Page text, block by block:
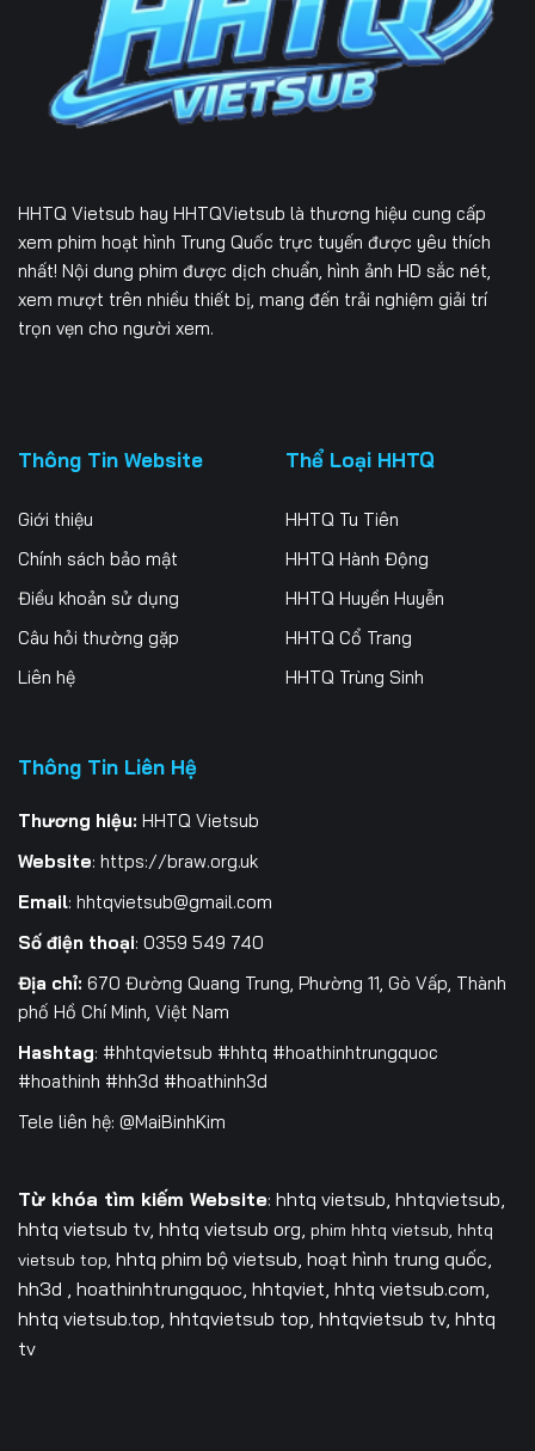
HHTQ Vietsub hay HHTQVietsub là thương hiệu cung cấp
xem phim hoạt hình Trung Quốc trực tuyến được yêu thích
nhất! Nội dung phim được dịch chuẩn, hình ảnh HD sắc nét,
xem mượt trên nhiều thiết bị, mang đến trải nghiệm giải trí
trọn vẹn cho người xem.
Thông Tin Website
Giới thiệu
Chính sách bảo mật
Điều khoản sử dụng
Câu hỏi thường gặp
Liên hệ
Thể Loại HHTQ
HHTQ Tu Tiên
HHTQ Hành Động
HHTQ Huyền Huyễn
HHTQ Cổ Trang
HHTQ Trùng Sinh
Thông Tin Liên Hệ
Thương hiệu: HHTQ Vietsub
Website: https://braw.org.uk
Email: hhtqvietsub@gmail.com
Số điện thoại: 0359 549 740
Địa chỉ: 670 Đường Quang Trung, Phường 11, Gò Vấp, Thành
phố Hồ Chí Minh, Việt Nam
Hashtag: #hhtqvietsub #hhtq #hoathinhtrungquoc
#hoathinh #hh3d #hoathinh3d
Tele liên hệ: @MaiBinhKim
Từ khóa tìm kiếm Website: hhtq vietsub, hhtqvietsub,
hhtq vietsub tv, hhtq vietsub org, phim hhtq vietsub, hhtq
vietsub top, hhtq phim bộ vietsub, hoạt hình trung quốc,
hh3d , hoathinhtrungquoc, hhtqviet, hhtq vietsub.com,
hhtq vietsub.top, hhtqvietsub top, hhtqvietsub tv, hhtq
tv